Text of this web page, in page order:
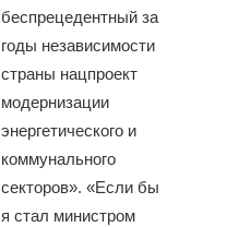
беспрецедентный за
годы независимости
страны нацпроект
модернизации
энергетического и
коммунального
секторов». «Если бы
я стал министром